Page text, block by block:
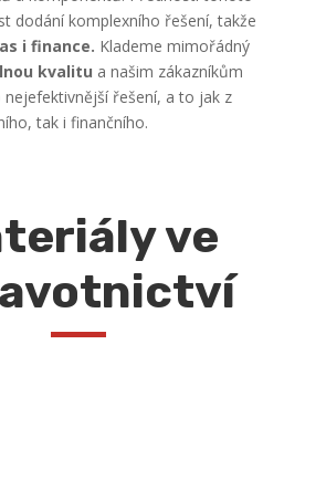
dodání komplexního řešení, takže
i finance. Klademe mimořádný
kvalitu a našim zákazníkům
nejefektivnější řešení, a to jak z
tak i finančního.
ve